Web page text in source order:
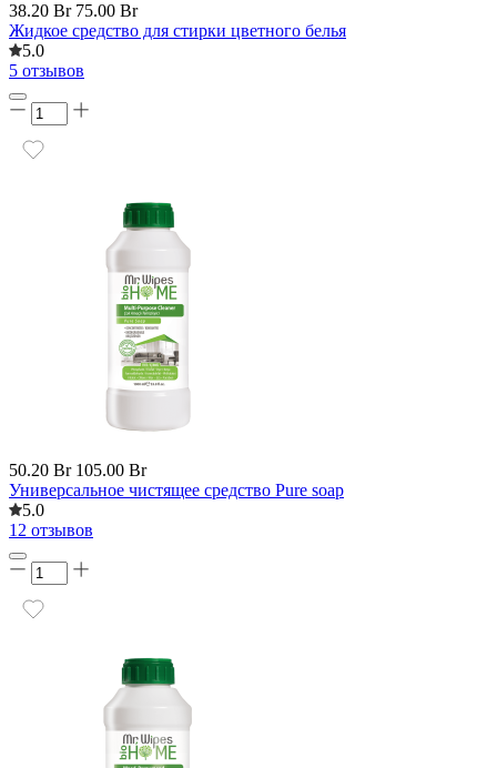
38.20 Br 75.00 Br
Жидкое средство для стирки цветного белья
5.0
5 отзывов
50.20 Br 105.00 Br
Универсальное чистящее средство Pure soap
5.0
12 отзывов